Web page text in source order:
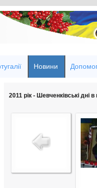
Новини
2011 рік - Шевченківські дні